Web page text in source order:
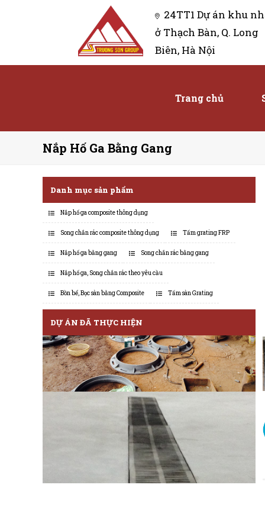
24TT1 Dự án khu
ở Thạch Bàn, Q. Long
Biên, Hà Nội
Trang chủ
Nắp Hố Ga Bằng Gang
Danh mục sản phẩm
Nắp hố ga composite thông dụng
Song chắn rác composite thông dụng Tấm grating FRP
Nắp hố ga bằng gang Song chắn rác bằng gang
Nắp hố ga, Song chắn rác theo yêu cầu
Bồn bể, Bọc sàn bằng Composite Tấm sàn Grating
DỰ ÁN ĐÃ THỰC HIỆN